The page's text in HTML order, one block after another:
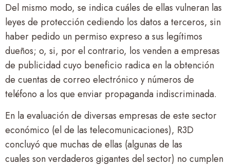
Del mismo modo, se indica cuáles de ellas vulneran las
leyes de protección cediendo los datos a terceros, sin
haber pedido un permiso expreso a sus legítimos
dueños; o, si, por el contrario, los venden a empresas
de publicidad cuyo beneficio radica en la obtención
de cuentas de correo electrónico y números de
teléfono a los que enviar propaganda indiscriminada.
En la evaluación de diversas empresas de este sector
económico (el de las telecomunicaciones), R3D
concluyó que muchas de ellas (algunas de las
cuales son verdaderos gigantes del sector) no cumplen